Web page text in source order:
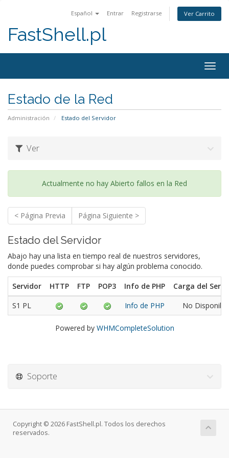
Español Entrar Registrarse Ver Carrito
FastShell.pl
Estado de la Red
Administración Estado del Servidor
Ver
Actualmente no hay Abierto fallos en la Red
< Página Previa Página Siguiente >
Estado del Servidor
Abajo hay una lista en tiempo real de nuestros servidores,
donde puedes comprobar si hay algún problema conocido.
Servidor HTTP FTP POP3 Info de PHP
Carga del
S1 PL
Info de PHP No Disponible
Powered by WHMCompleteSolution
Soporte
Copyright © 2026 FastShell.pl. Todos los derechos
reservados.